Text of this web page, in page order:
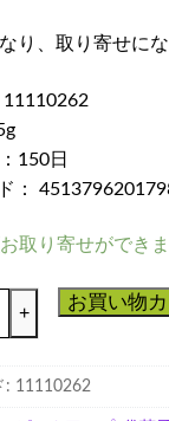
り、取り寄せに
11110262
150日
：
取り寄せができ
+ お買い物
: 11110262